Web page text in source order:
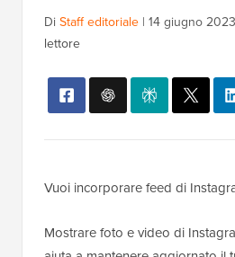
DiStaff editoriale | 14 giugno 2023
lettore
Vuoi incorporare feed di
Mostrare foto e video di